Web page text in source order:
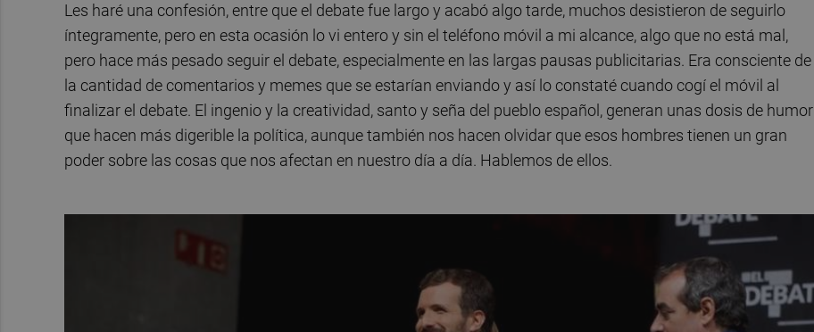
Les haré una confesión, entre que el debate fue largo y acabó algo tarde, muchos desistieron de seguirlo
íntegramente, pero en esta ocasión lo vi entero y sin el teléfono móvil a mi alcance, algo que no está mal,
pero hace más pesado seguir el debate, especialmente en las largas pausas publicitarias. Era consciente de
la cantidad de comentarios y memes que se estarían enviando y así lo constaté cuando cogí el móvil al
finalizar el debate. El ingenio y la creatividad, santo y seña del pueblo español, generan unas dosis de humor
que hacen más digerible la política, aunque también nos hacen olvidar que esos hombres tienen un gran
poder sobre las cosas que nos afectan en nuestro día a día. Hablemos de ellos.